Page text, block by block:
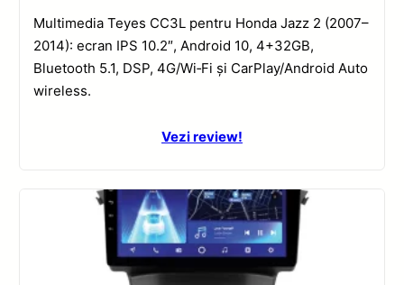
Multimedia Teyes CC3L pentru Honda Jazz 2 (2007–
2014): ecran IPS 10.2″, Android 10, 4+32GB,
Bluetooth 5.1, DSP, 4G/Wi‑Fi și CarPlay/Android Auto
wireless.
Vezi review!